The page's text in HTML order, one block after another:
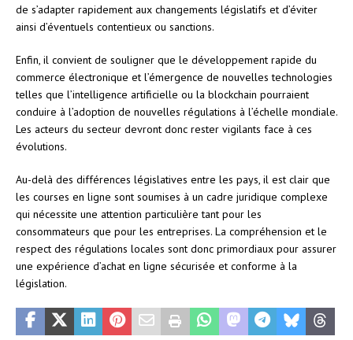
de s’adapter rapidement aux changements législatifs et d’éviter
ainsi d’éventuels contentieux ou sanctions.
Enfin, il convient de souligner que le développement rapide du
commerce électronique et l’émergence de nouvelles technologies
telles que l’intelligence artificielle ou la blockchain pourraient
conduire à l’adoption de nouvelles régulations à l’échelle mondiale.
Les acteurs du secteur devront donc rester vigilants face à ces
évolutions.
Au-delà des différences législatives entre les pays, il est clair que
les courses en ligne sont soumises à un cadre juridique complexe
qui nécessite une attention particulière tant pour les
consommateurs que pour les entreprises. La compréhension et le
respect des régulations locales sont donc primordiaux pour assurer
une expérience d’achat en ligne sécurisée et conforme à la
législation.